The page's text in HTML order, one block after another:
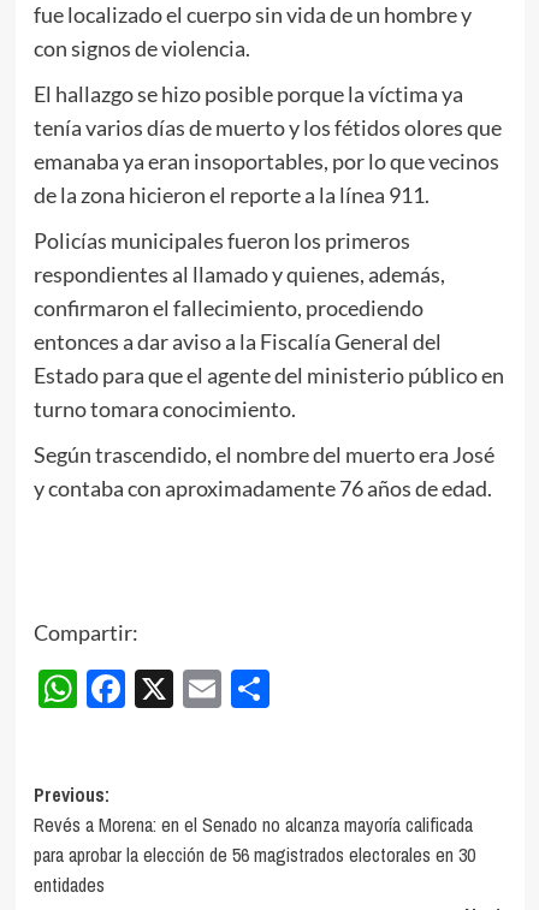
fue localizado el cuerpo sin vida de un hombre y
con signos de violencia.
El hallazgo se hizo posible porque la víctima ya
tenía varios días de muerto y los fétidos olores que
emanaba ya eran insoportables, por lo que vecinos
de la zona hicieron el reporte a la línea 911.
Policías municipales fueron los primeros
respondientes al llamado y quienes, además,
confirmaron el fallecimiento, procediendo
entonces a dar aviso a la Fiscalía General del
Estado para que el agente del ministerio público en
turno tomara conocimiento.
Según trascendido, el nombre del muerto era José
y contaba con aproximadamente 76 años de edad.
Compartir:
WhatsApp
Facebook
X EmailCompartir
Post
navigation
Previous:
Revés a Morena: en el Senado no alcanza mayoría calificada
para aprobar la elección de 56 magistrados electorales en 30
entidades